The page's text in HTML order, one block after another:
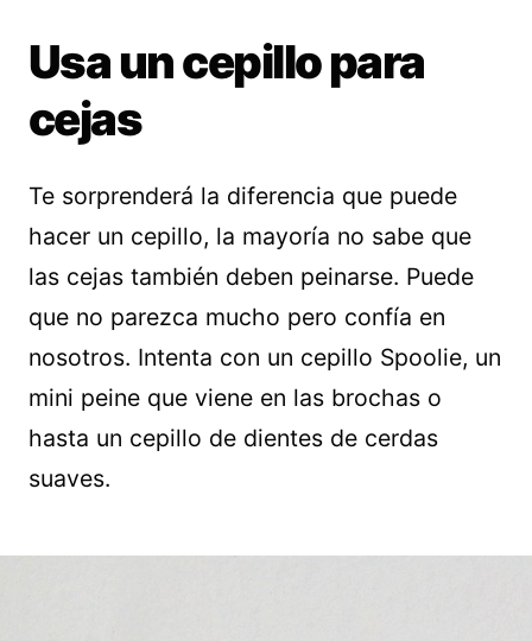
Usa un cepillo para
cejas
Te sorprenderá la diferencia que puede
hacer un cepillo, la mayoría no sabe que
las cejas también deben peinarse. Puede
que no parezca mucho pero confía en
nosotros. Intenta con un cepillo Spoolie, un
mini peine que viene en las brochas o
hasta un cepillo de dientes de cerdas
suaves.